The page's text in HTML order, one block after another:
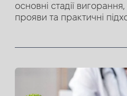
основні стадії вигорання,
прояви та практичні